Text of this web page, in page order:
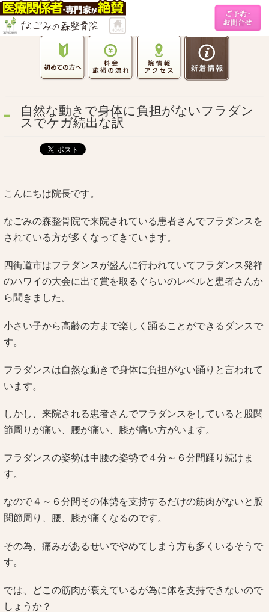
自然な動きで身体に負担がないフラダン
スでケガ続出な訳
こんにちは院長です。
なごみの森整骨院で来院されている患者さんでフラダンスを
されている方が多くなってきています。
四街道市はフラダンスが盛んに行われていてフラダンス発祥
のハワイの大会に出て賞を取るぐらいのレベルと患者さんか
ら聞きました。
小さい子から高齢の方まで楽しく踊ることができるダンスで
す。
フラダンスは自然な動きで身体に負担がない踊りと言われて
います。
しかし、来院される患者さんでフラダンスをしていると股関
節周りが痛い、腰が痛い、膝が痛い方がいます。
フラダンスの姿勢は中腰の姿勢で４分～６分間踊り続けま
す。
なので４～６分間その体勢を支持するだけの筋肉がないと股
関節周り、腰、膝が痛くなるのです。
その為、痛みがあるせいでやめてしまう方も多くいるそうで
す。
では、どこの筋肉が衰えているが為に体を支持できないので
しょうか？